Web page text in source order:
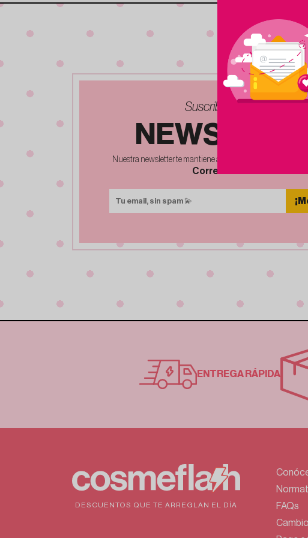
Suscribete a nuestra
Nuestra newsletter te mantiene al dia de ofertas, eventos y
Correo Electrónico
ENTREGA RÁPIDA
DESCUENTOS QUE TE ARREGLAN EL DÍA
FAQs